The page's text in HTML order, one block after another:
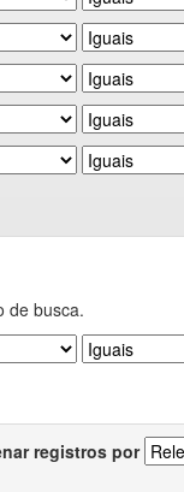
de busca.
registros por